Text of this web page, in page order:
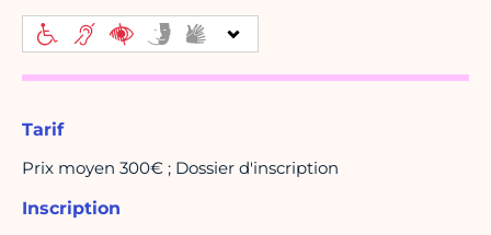
Tarif
Prix moyen 300€ ; Dossier d'inscription
Inscription